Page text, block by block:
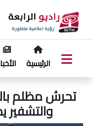
الرئيسية
تحرش مظلم